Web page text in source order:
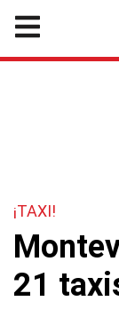
¡TAXI!
21